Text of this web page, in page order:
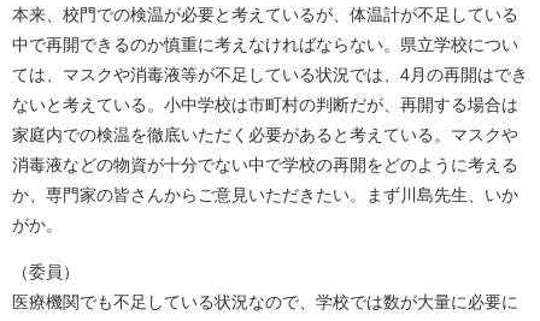
本来、校門での検温が必要と考えているが、体温計が不足している
中で再開できるのか慎重に考えなければならない。県立学校につい
ては、マスクや消毒液等が不足している状況では、4月の再開はでき
ないと考えている。小中学校は市町村の判断だが、再開する場合は
家庭内での検温を徹底いただく必要があると考えている。マスクや
消毒液などの物資が十分でない中で学校の再開をどのように考える
か、専門家の皆さんからご意見いただきたい。まず川島先生、いか
がか。
（委員）
医療機関でも不足している状況なので、学校では数が大量に必要に